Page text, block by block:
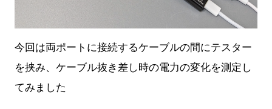
今回は両ポートに接続するケーブルの間にテスター
を挟み、ケーブル抜き差し時の電力の変化を測定し
てみました